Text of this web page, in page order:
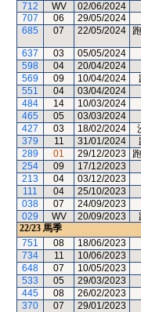
712
WV 02/06/2024
707
06 29/05/2024
685
07 22/05/2024
637 03 05/05/2024
598
04 20/04/2024
569
09 10/04/2024
551
04 03/04/2024
484
14 10/03/2024
465
05 03/03/2024
427
03 18/02/2024
379
11 31/01/2024
289
01 29/12/2023
254
09 17/12/2023
213
04 03/12/2023
111
04 25/10/2023
038
07 24/09/2023
029
WV 20/09/2023
22/23 馬季
751
08 18/06/2023
734
11 10/06/2023
648
07 10/05/2023
533
05 29/03/2023
445
08 26/02/2023
370
07 29/01/2023